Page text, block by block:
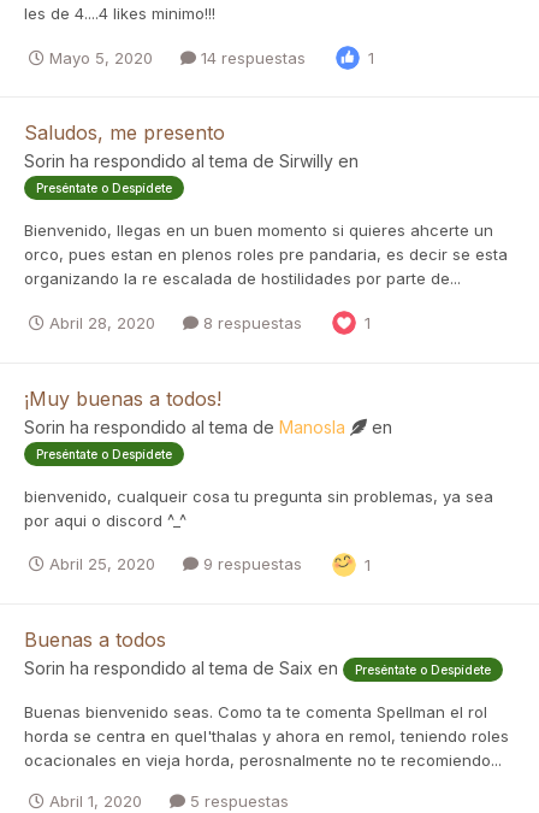
les de 4....4 likes minimo!!!
Mayo 5, 2020 14 respuestas 1
Saludos, me presento
Sorin ha respondido al tema de Sirwilly en
Preséntate o Despídete
Bienvenido, llegas en un buen momento si quieres ahcerte un
orco, pues estan en plenos roles pre pandaria, es decir se esta
organizando la re escalada de hostilidades por parte de...
Abril 28, 2020 8 respuestas 1
¡Muy buenas a todos!
Sorin ha respondido al tema de Manosla en
Preséntate o Despídete
bienvenido, cualqueir cosa tu pregunta sin problemas, ya sea
por aqui o discord ^_^
Abril 25, 2020 9 respuestas 1
Buenas a todos
Sorin ha respondido al tema de Saix en Preséntate o Despídete
Buenas bienvenido seas. Como ta te comenta Spellman el rol
horda se centra en quel'thalas y ahora en remol, teniendo roles
ocacionales en vieja horda, perosnalmente no te recomiendo...
Abril 1, 2020 5 respuestas